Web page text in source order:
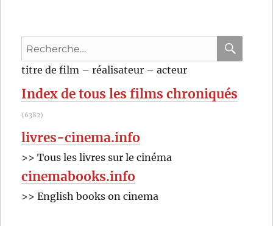
Lawrence
Recherche
pour
titre de film – réalisateur – acteur
Index de tous les films chroniqués
(6382)
livres-cinema.info
>> Tous les livres sur le cinéma
cinemabooks.info
>> English books on cinema